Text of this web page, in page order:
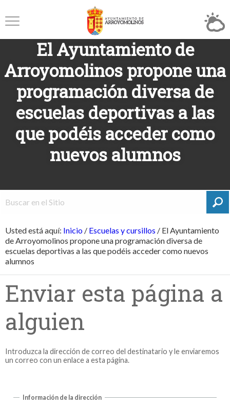
El Ayuntamiento de
Arroyomolinos propone una
programación diversa de
escuelas deportivas a las
que podéis acceder como
nuevos alumnos
Usted está aquí: Inicio / Escuelas y cursillos / El Ayuntamiento
de Arroyomolinos propone una programación diversa de
escuelas deportivas a las que podéis acceder como nuevos
alumnos
Enviar esta página a
alguien
Introduzca la dirección de correo del destinatario y le enviaremos
un correo con un enlace a esta página.
Información de la dirección